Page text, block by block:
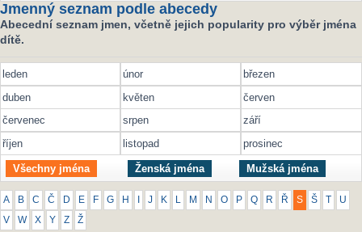
Jmenný seznam podle abecedy
Abecední seznam jmen, včetně jejich popularity pro výběr jména
dítě.
leden únor
březen
duben
květen
červen
červenec
srpen
září
říjen
listopad prosinec
Všechny jména Ženská jména Mužská jména
A B C Č D E F G H J K M N O P Q R Ř S Š U
V W X Y Z Ž